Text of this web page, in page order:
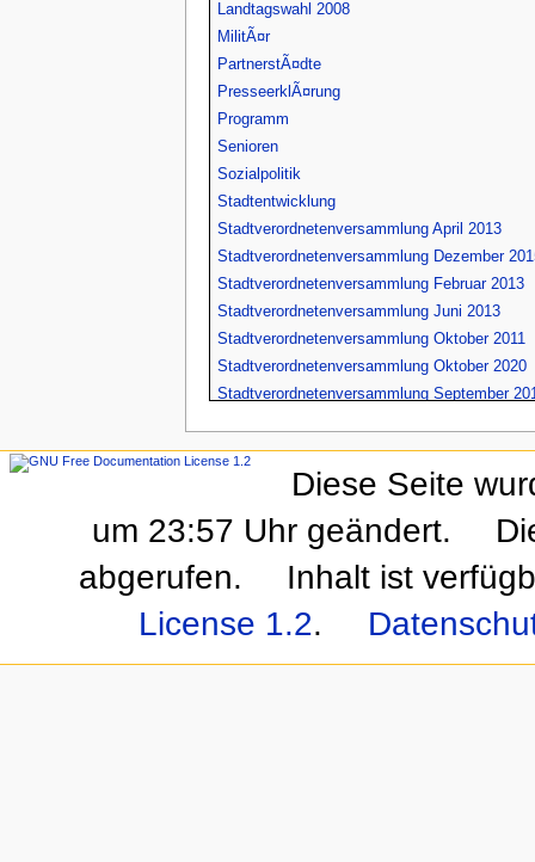
Landtagswahl 2008
MilitÃ¤r
PartnerstÃ¤dte
PresseerklÃ¤rung
Programm
Senioren
Sozialpolitik
Stadtentwicklung
Stadtverordnetenversammlung April 2013
Stadtverordnetenversammlung Dezember
Stadtverordnetenversammlung Februar 2013
Stadtverordnetenversammlung Juni 2013
Stadtverordnetenversammlung Oktober 2011
Stadtverordnetenversammlung Oktober 2020
Stadtverordnetenversammlung September
Umweltpolitik
Diese Seite
um 23:57 Uhr geändert.
abgerufen.
Inhalt ist
License 1.2.